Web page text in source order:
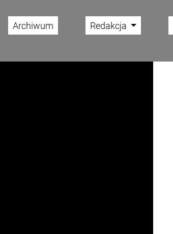
Archiwum Redakcja